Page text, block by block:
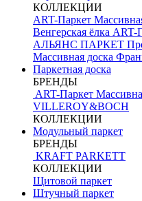
КОЛЛЕКЦИИ
ART-Паркет
Венгерская ёлка ART-
АЛЬЯНС ПАРКЕТ
Массивная доска
Паркетная доска
БРЕНДЫ
ART-Паркет
VILLEROY&BOCH
КОЛЛЕКЦИИ
Модульный паркет
БРЕНДЫ
KRAFT PARKETT
КОЛЛЕКЦИИ
Щитовой паркет
Штучный паркет